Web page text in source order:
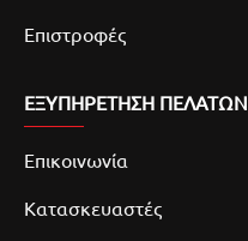
Επιστροφές
ΕΞΥΠΗΡΕΤΗΣΗ ΠΕΛΑΤΩΝ
Επικοινωνία
Κατασκευαστές